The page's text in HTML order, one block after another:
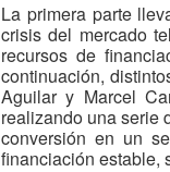
La primera parte
crisis del mercado
recursos de
continuación,
Aguilar y Marcel
realizando una serie
conversión en un
financiación estable,